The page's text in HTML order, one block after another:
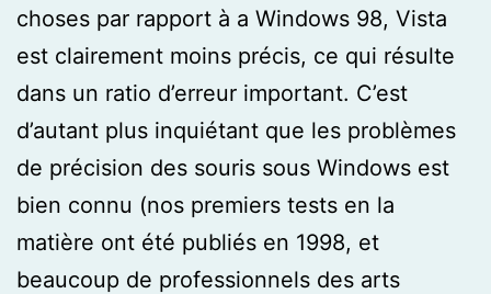
choses par rapport à a Windows 98, Vista
est clairement moins précis, ce qui résulte
dans un ratio d’erreur important. C’est
d’autant plus inquiétant que les problèmes
de précision des souris sous Windows est
bien connu (nos premiers tests en la
matière ont été publiés en 1998, et
beaucoup de professionnels des arts